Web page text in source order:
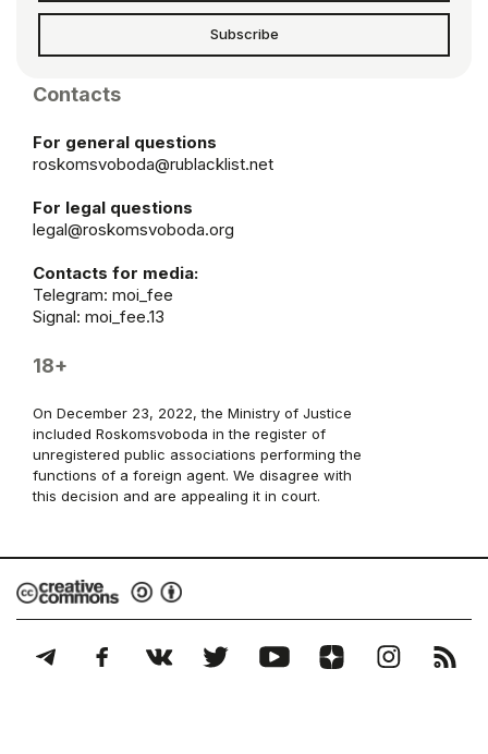
Subscribe
Contacts
For general questions
roskomsvoboda@rublacklist.net
For legal questions
legal@roskomsvoboda.org
Contacts for media:
Telegram: moi_fee
Signal: moi_fee.13
18+
On December 23, 2022, the Ministry of Justice
included Roskomsvoboda in the register of
unregistered public associations performing the
functions of a foreign agent. We disagree with
this decision and are appealing it in court.